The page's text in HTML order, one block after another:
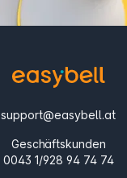
support@easybell.at
Geschäftskunden
0043 1/928 94 74 74